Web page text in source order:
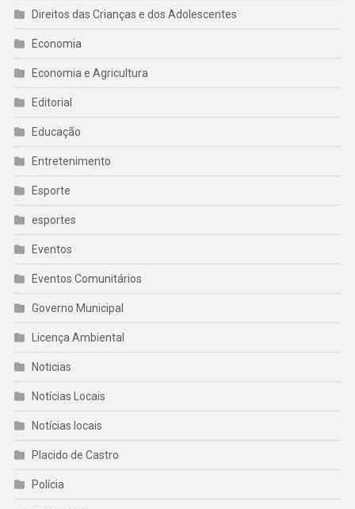
Direitos das Crianças e dos Adolescentes
Economia
Economia e Agricultura
Editorial
Educação
Entretenimento
Esporte
esportes
Eventos
Eventos Comunitários
Governo Municipal
Licença Ambiental
Noticias
Notícias Locais
Notícias locais
Placido de Castro
Polícia